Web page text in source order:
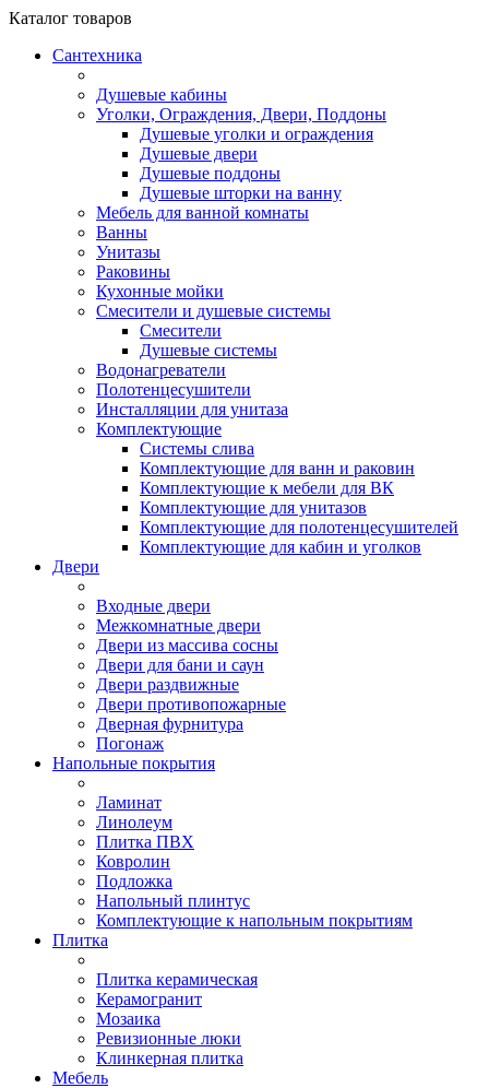
Каталог товаров
Сантехника
Душевые кабины
Уголки, Ограждения, Двери, Поддоны
Душевые уголки и ограждения
Душевые двери
Душевые поддоны
Душевые шторки на ванну
Мебель для ванной комнаты
Ванны
Унитазы
Раковины
Кухонные мойки
Смесители и душевые системы
Смесители
Душевые системы
Водонагреватели
Полотенцесушители
Инсталляции для унитаза
Комплектующие
Системы слива
Комплектующие для ванн и раковин
Комплектующие к мебели для ВК
Комплектующие для унитазов
Комплектующие для полотенцесушителей
Комплектующие для кабин и уголков
Двери
Входные двери
Межкомнатные двери
Двери из массива сосны
Двери для бани и саун
Двери раздвижные
Двери противопожарные
Дверная фурнитура
Погонаж
Напольные покрытия
Ламинат
Линолеум
Плитка ПВХ
Ковролин
Подложка
Напольный плинтус
Комплектующие к напольным покрытиям
Плитка
Плитка керамическая
Керамогранит
Мозаика
Ревизионные люки
Клинкерная плитка
Мебель